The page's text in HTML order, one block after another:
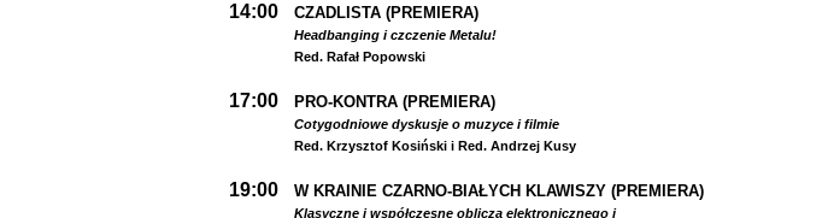
14:00 CZADLISTA (PREMIERA)
Headbanging i czczenie Metalu!
Red. Rafał Popowski
17:00 PRO-KONTRA (PREMIERA)
Cotygodniowe dyskusje o muzyce i filmie
Red. Krzysztof Kosiński i Red. Andrzej Kusy
19:00 W KRAINIE CZARNO-BIAŁYCH KLAWISZY (PREMIERA)
Klasyczne i współczesne oblicza elektronicznego i